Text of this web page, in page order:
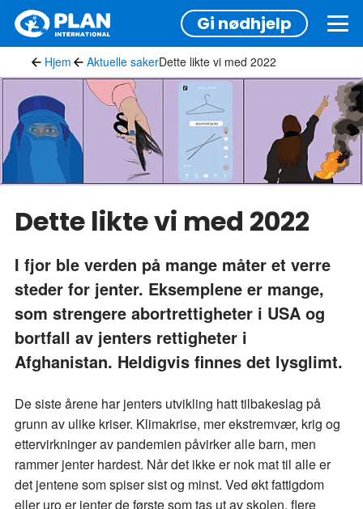
Hopp
hovedinnhold
Gi nødhjelp
Hjem Aktuelle sakerDette likte vi med 2022
Dette likte vi med 2022
I fjor ble verden på mange måter et verre
steder for jenter. Eksemplene er mange,
som strengere abortrettigheter i USA og
bortfall av jenters rettigheter i
Afghanistan. Heldigvis finnes det lysglimt.
De siste årene har jenters utvikling hatt tilbakeslag på
grunn av ulike kriser. Klimakrise, mer ekstremvær, krig og
ettervirkninger av pandemien påvirker alle barn, men
rammer jenter hardest. Når det ikke er nok mat til alle er
det jentene som spiser sist og minst. Ved økt fattigdom
eller uro er jenter de første som tas ut av skolen, flere